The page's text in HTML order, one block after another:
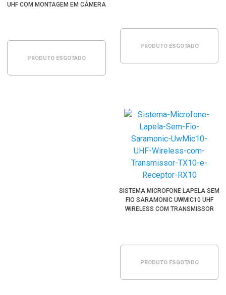
UHF COM MONTAGEM EM CÂMERA
PRODUTO ESGOTADO
PRODUTO ESGOTADO
SISTEMA MICROFONE LAPELA SEM
FIO SARAMONIC UWMIC10 UHF
WIRELESS COM TRANSMISSOR
PRODUTO ESGOTADO